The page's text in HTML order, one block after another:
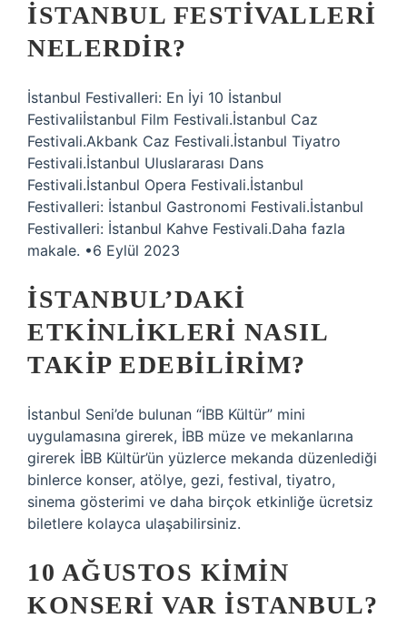
İSTANBUL FESTIVALLERI
NELERDIR?
İstanbul Festivalleri: En İyi 10 İstanbul
Festivaliİstanbul Film Festivali.İstanbul Caz
Festivali.Akbank Caz Festivali.İstanbul Tiyatro
Festivali.İstanbul Uluslararası Dans
Festivali.İstanbul Opera Festivali.İstanbul
Festivalleri: İstanbul Gastronomi Festivali.İstanbul
Festivalleri: İstanbul Kahve Festivali.Daha fazla
makale. •6 Eylül 2023
İSTANBUL’DAKI
ETKINLIKLERI NASIL
TAKIP EDEBILIRIM?
İstanbul Seni’de bulunan “İBB Kültür” mini
uygulamasına girerek, İBB müze ve mekanlarına
girerek İBB Kültür’ün yüzlerce mekanda düzenlediği
binlerce konser, atölye, gezi, festival, tiyatro,
sinema gösterimi ve daha birçok etkinliğe ücretsiz
biletlere kolayca ulaşabilirsiniz.
10 AĞUSTOS KIMIN
KONSERI VAR İSTANBUL?